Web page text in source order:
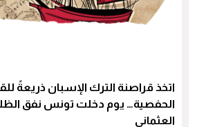
اتخذ قراصنة الترك الإسبان ذريعةً
الحفصية… يوم دخلت تونس نفق
العثماني